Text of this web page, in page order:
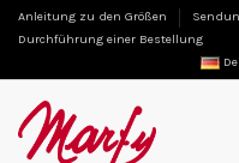
Anleitung zu den Größen
Durchführung einer Bestellung